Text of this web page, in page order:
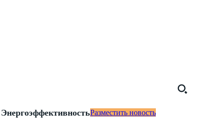
ЭнергоэффективностьРазместить новость